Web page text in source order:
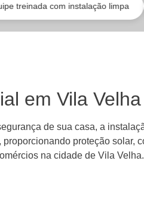
instalação limpa Conforto
em Vila Velha
de sua casa, a
proteção solar,
na cidade de Vila Velha.